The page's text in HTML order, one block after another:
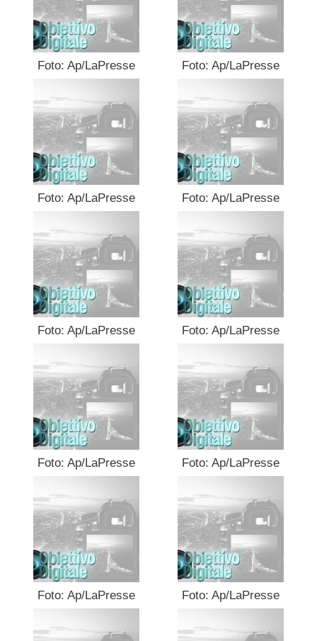
Foto: Ap/LaPresse Foto: Ap/LaPresse
Foto: Ap/LaPresse Foto: Ap/LaPresse
Foto: Ap/LaPresse Foto: Ap/LaPresse
Foto: Ap/LaPresse Foto: Ap/LaPresse
Foto: Ap/LaPresse Foto: Ap/LaPresse